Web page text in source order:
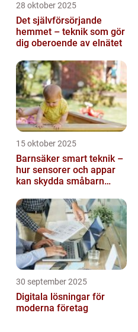
28 oktober 2025
Det självförsörjande
hemmet – teknik som gör
dig oberoende av elnätet
15 oktober 2025
Barnsäker smart teknik –
hur sensorer och appar
kan skydda småbarn
30 september 2025
Digitala lösningar för
moderna företag